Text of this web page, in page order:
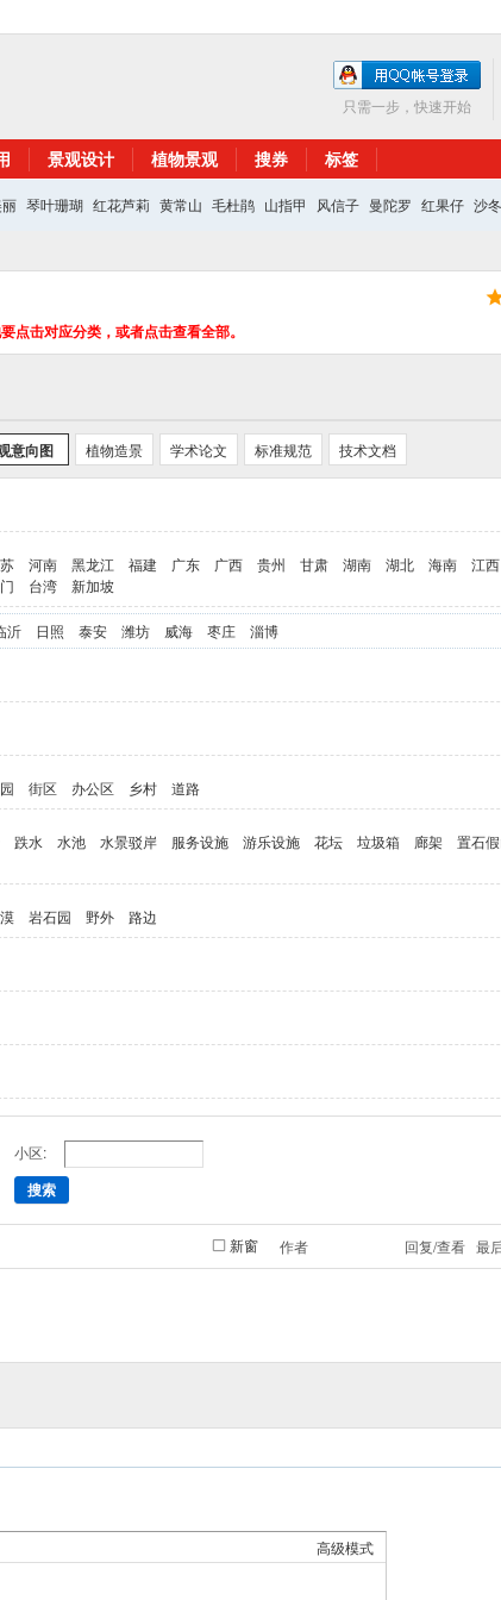
只需一步，快速开始
景观设计 植物景观 搜券 标签
琴叶珊瑚 红花芦莉 黄常山 毛杜鹃 山指甲 风信子 曼陀罗 红果仔 沙
点击对应分类，或者点击查看全部。
意向图 植物造景 学术论文 标准规范 技术文档
河南 黑龙江 福建 广东 广西 贵州 甘肃 湖南 湖北 海南 江西
台湾 新加坡
沂 日照 泰安 潍坊 威海 枣庄
淄博
街区 办公区 乡村 道路
跌水 水池 水景驳岸 服务设施 游乐设施 花坛 垃圾箱 廊架
置石
岩石园 野外 路边
小区:
搜索
新窗 作者 回复/查看 最
高级模式